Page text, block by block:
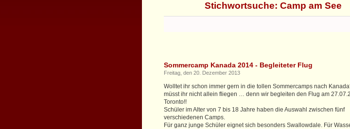
Stichwortsuche: Camp am See
Sommercamp Kanada 2014 - Begleiteter Flug
Freitag, den 20. Dezember 2013
Wolltet ihr schon immer gern in die tollen Sommercamps nach
müsst ihr nicht allein fliegen … denn wir begleiten den Flug am
Toronto!!
Schüler im Alter von 7 bis 18 Jahre haben die Auswahl zwischen fünf
verschiedenen Camps.
Für ganz junge Schüler eignet sich besonders Swallowdale. Für